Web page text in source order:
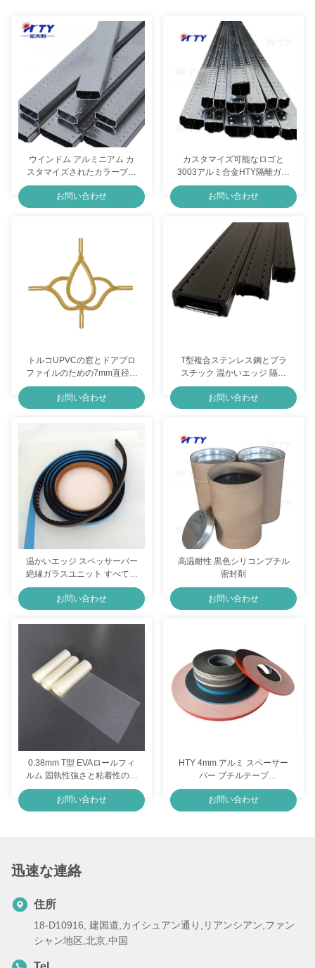
ウインドム アルミニアム カ
スタマイズされたカラーブチ
ル密封剤
お問い合わせ
カスタマイズ可能なロゴと
3003アルミ合金HTY隔離ガラ
スユニット
お問い合わせ
トルコUPVCの窓とドアプロ
ファイルのための7mm直径の
装飾アルミニウムジョージア
バー
お問い合わせ
T型複合ステンレス鋼とプラ
スチック 温かいエッジ 隔離
ガラスドアと窓のためのスペ
ースバー
お問い合わせ
温かいエッジ スペッサーバー
絶縁ガラスユニット すべての
シナリオのための完璧なソリ
ューション
お問い合わせ
高温耐性 黒色シリコンブチル
密封剤
お問い合わせ
0.38mm T型 EVAロールフィ
ルム 固執性強さと粘着性の高
いラミネーション
お問い合わせ
HTY 4mm アルミ スペーサー
バー ブチルテープ
0.5mm/1mm 厚さ 4mm/6mm
幅
お問い合わせ
迅速な連絡
住所
18-D10916, 建国道,カイシュアン通り,リアンシアン,ファン
シャン地区,北京,中国